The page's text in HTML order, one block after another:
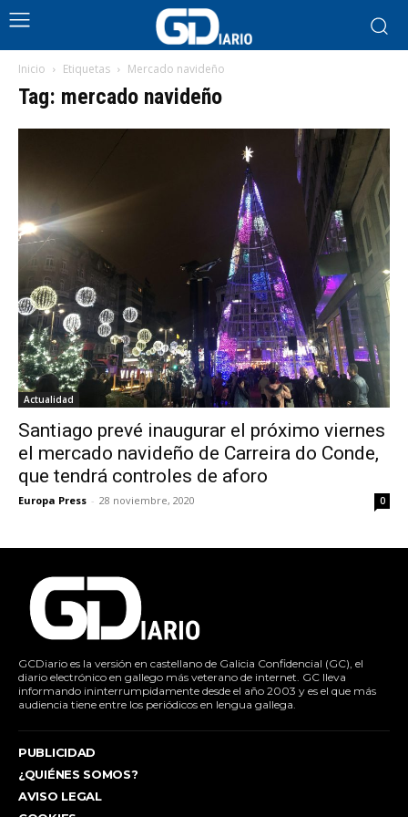
Inicio Etiquetas Mercado navideño
Tag: mercado navideño
Actualidad
Santiago prevé inaugurar el próximo viernes
el mercado navideño de Carreira do Conde,
que tendrá controles de aforo
Europa Press - 28 noviembre, 2020 0
GCDiario es la versión en castellano de Galicia Confidencial (GC), el
diario electrónico en gallego más veterano de internet. GC lleva
informando ininterrumpidamente desde el año 2003 y es el que más
audiencia tiene entre los periódicos en lengua gallega.
PUBLICIDAD
¿QUIÉNES SOMOS?
AVISO LEGAL